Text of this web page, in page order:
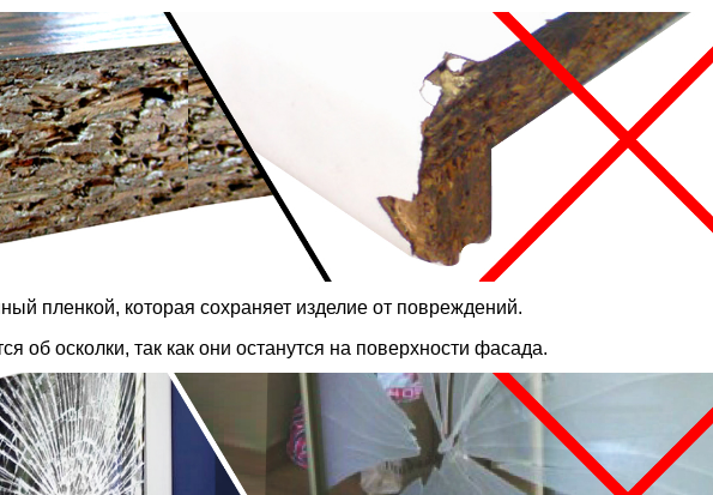
пленкой, которая сохраняет изделие от повреждений.
осколки, так как они останутся на поверхности фасада.